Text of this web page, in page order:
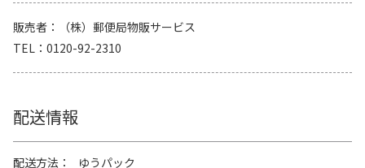
販売者
（株）郵便局物販サービス
TEL
0120-92-2310
配送情報
配送方法
ゆうパック